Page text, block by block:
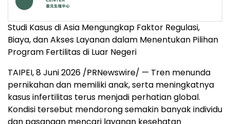
Studi Kasus di Asia Mengungkap Faktor Regulasi,
Biaya, dan Akses Layanan dalam Menentukan Pilihan
Program Fertilitas di Luar Negeri
TAIPEI, 8 Juni 2026 /PRNewswire/ — Tren menunda
pernikahan dan memiliki anak, serta meningkatnya
kasus infertilitas terus menjadi perhatian global.
Kondisi tersebut mendorong semakin banyak individu
dan pasangan mencari layanan kesehatan